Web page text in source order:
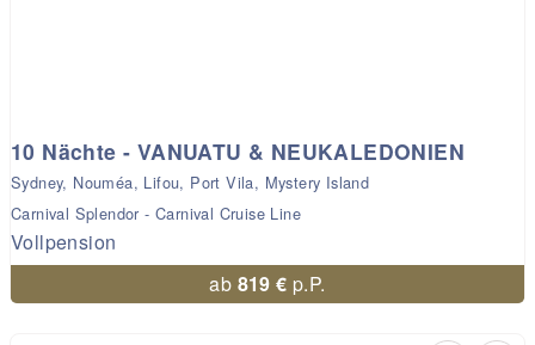
10 Nächte - VANUATU & NEUKALEDONIEN
Sydney, Nouméa, Lifou, Port Vila, Mystery Island
Carnival Splendor - Carnival Cruise Line
Vollpension
ab 819 € p.P.